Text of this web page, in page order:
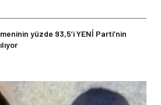
yüzde 93,5’i YENİ Parti’nin